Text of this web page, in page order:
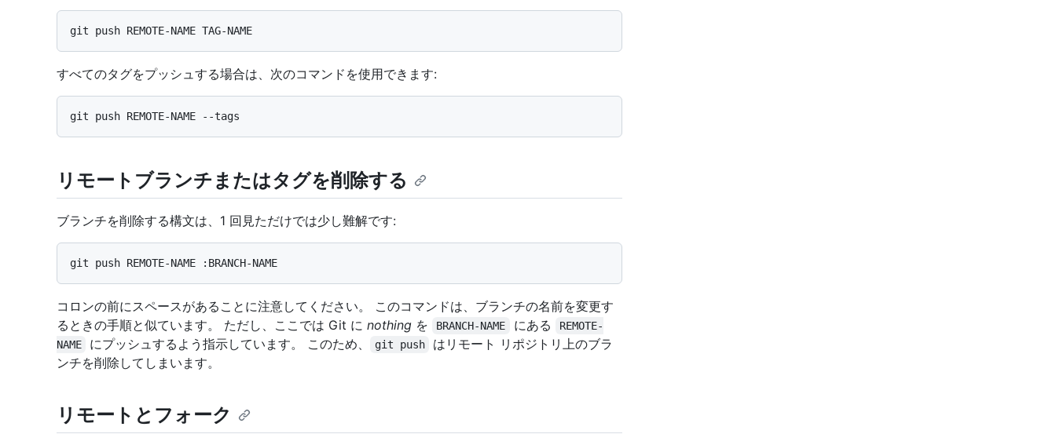
すべてのタグをプッシュする場合は、次のコマンドを使用できます:
リモートブランチまたはタグを削除する
ブランチを削除する構文は、1 回見ただけでは少し難解です:
コロンの前にスペースがあることに注意してください。 このコマンドは、ブランチの名前を変更す
るときの手順と似ています。 ただし、ここでは Git に nothing を BRANCH-NAME にある
REMOTE-
NAME
にプッシュするよう指示しています。 このため、 git push
はリモート リポジトリ上のブラ
ンチを削除してしまいます。
リモートとフォーク